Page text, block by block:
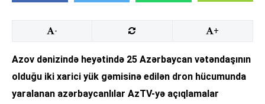
- +
Azov dənizində heyətində 25 Azərbaycan vətəndaşının
olduğu iki xarici yük gəmisinə edilən dron hücumunda
yaralanan azərbaycanlılar AzTV-yə açıqlamalar